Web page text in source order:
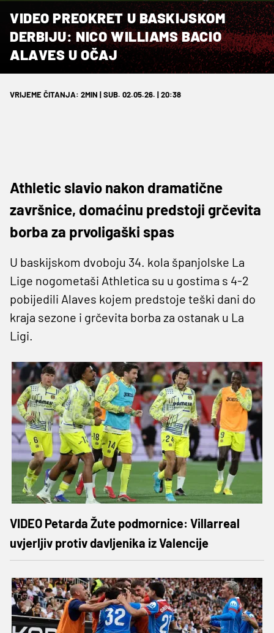
VIDEO PREOKRET U BASKIJSKOM
DERBIJU: NICO WILLIAMS BACIO
ALAVES U OČAJ
VRIJEME ČITANJA: 2MIN | SUB. 02.05.26. | 20:38
Athletic slavio nakon dramatične
završnice, domaćinu predstoji grčevita
borba za prvoligaški spas
U baskijskom dvoboju 34. kola španjolske La
Lige nogometaši Athletica su u gostima s 4-2
pobijedili Alaves kojem predstoje teški dani do
kraja sezone i grčevita borba za ostanak u La
Ligi.
VIDEO Petarda Žute podmornice: Villarreal
uvjerljiv protiv davljenika iz Valencije